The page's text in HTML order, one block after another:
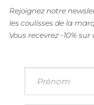
Rejoignez notre
les coulisses de la
Vous recevrez -10%
Prénom